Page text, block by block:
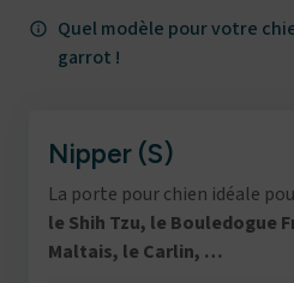
info_outline
Quel modèle pour votre
garrot !
Nipper (S)
La porte pour chien idéale
le Shih Tzu, le Bouledogue
Maltais, le Carlin, …